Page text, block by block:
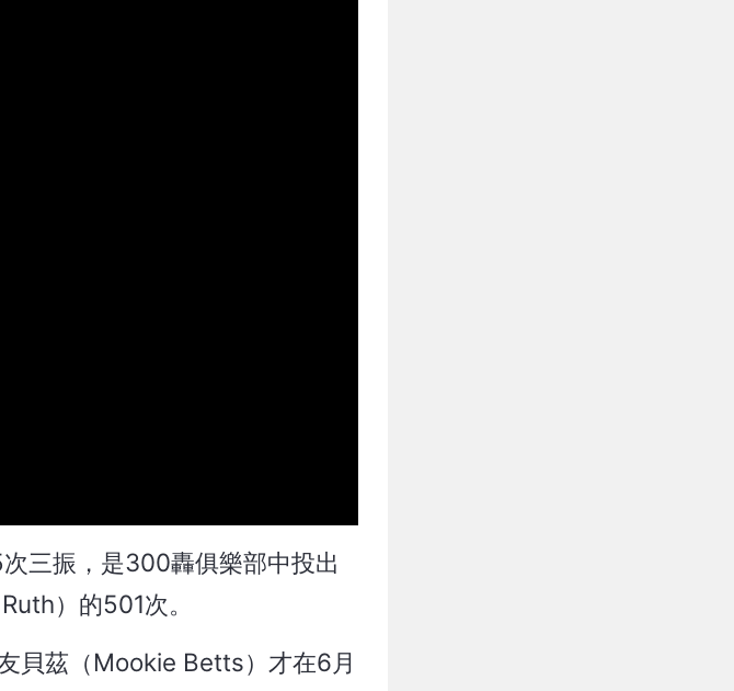
三振，是300轟俱樂部中投出
）的501次。
貝茲（Mookie Betts）才在6月